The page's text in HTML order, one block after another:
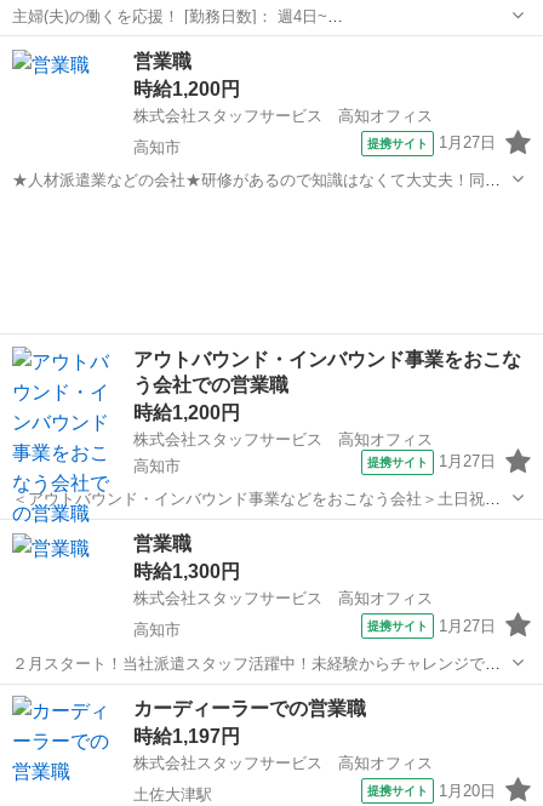
主婦(夫)の働くを応援！ [勤務日数]： 週4日~
10:00~17:00/10:00~16:00/10:00~15:00/09:30~14:00 [勤務地・最寄
駅]： 高知県香南市 ※勤務エリア選択可 ワールド・ファ...
高知 営業
営業職
時給1,200円
株式会社スタッフサービス 高知オフィス
高知市
提携サイト 1月27日
★人材派遣業などの会社★研修があるので知識はなくて大丈夫！同業
アウトバウンド・インバウンド事業をおこな
う会社での営業職
時給1,200円
株式会社スタッフサービス 高知オフィス
高知市
提携サイト 1月27日
＜アウトバウンド・インバウンド事業などをおこなう会社＞土日祝休
みで週末ゆっくり♪長期勤務ご希望の方へおすすめです！ 【お仕
事の内容】▼同行訪問▼特約店の営業に同行しサポートする業務など
をお願いします。 ☆☆スタッフサ...
高知 営業
営業職
時給1,300円
株式会社スタッフサービス 高知オフィス
高知市
提携サイト 1月27日
２月スタート！当社派遣スタッフ活躍中！未経験からチャレンジでき
るお仕事です！ 【お願いしたいお仕事の内容】未契約者宅への訪
問調査(専用端末を持参…リストあり)、未契約者の方へパンフレットを
渡してご案内を見て頂いたか確認...
高知 営業
カーディーラーでの営業職
時給1,197円
株式会社スタッフサービス 高知オフィス
土佐大津駅
提携サイト 1月20日